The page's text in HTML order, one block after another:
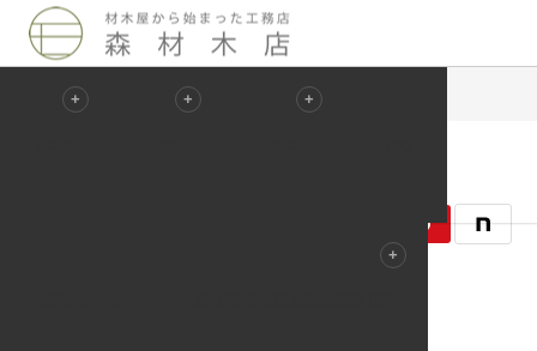
Blog ６月２５日 あついです！！